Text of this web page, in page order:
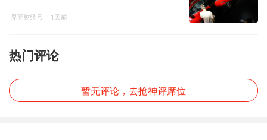
界面财经号 1天前
热门评论
暂无评论，去抢神评席位